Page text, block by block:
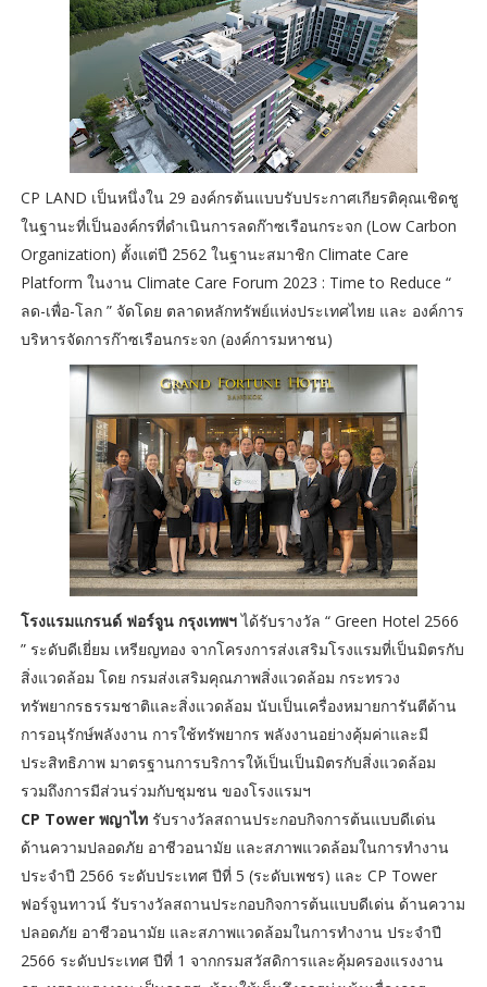
CP LAND เป็นหนึ่งใน 29 องค์กรต้นแบบรับประกาศเกียรติคุณเชิดชู
ในฐานะที่เป็นองค์กรที่ดำเนินการลดก๊าซเรือนกระจก (Low Carbon
Organization) ตั้งแต่ปี 2562 ในฐานะสมาชิก Climate Care
Platform ในงาน Climate Care Forum 2023 : Time to Reduce “
ลด-เพื่อ-โลก ” จัดโดย ตลาดหลักทรัพย์แห่งประเทศไทย และ องค์การ
บริหารจัดการก๊าซเรือนกระจก (องค์การมหาชน)
โรงแรมแกรนด์ ฟอร์จูน กรุงเทพฯได้รับรางวัล “ Green Hotel 2566
” ระดับดีเยี่ยม เหรียญทอง จากโครงการส่งเสริมโรงแรมที่เป็นมิตรกับ
สิ่งแวดล้อม โดย กรมส่งเสริมคุณภาพสิ่งแวดล้อม กระทรวง
ทรัพยากรธรรมชาติและสิ่งแวดล้อม นับเป็นเครื่องหมายการันตีด้าน
การอนุรักษ์พลังงาน การใช้ทรัพยากร พลังงานอย่างคุ้มค่าและมี
ประสิทธิภาพ มาตรฐานการบริการให้เป็นเป็นมิตรกับสิ่งแวดล้อม
รวมถึงการมีส่วนร่วมกับชุมชน ของโรงแรมฯ
CP Tower พญาไทรับรางวัลสถานประกอบกิจการต้นแบบดีเด่น
ด้านความปลอดภัย อาชีวอนามัย และสภาพแวดล้อมในการทำงาน
ประจำปี 2566 ระดับประเทศ ปีที่ 5 (ระดับเพชร) และ CP Tower
ฟอร์จูนทาวน์ รับรางวัลสถานประกอบกิจการต้นแบบดีเด่น ด้านความ
ปลอดภัย อาชีวอนามัย และสภาพแวดล้อมในการทำงาน ประจำปี
2566 ระดับประเทศ ปีที่ 1 จากกรมสวัสดิการและคุ้มครองแรงงาน